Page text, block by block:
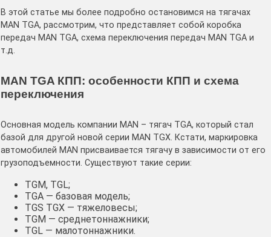
В этой статье мы более подробно остановимся на тягачах
MAN TGA, рассмотрим, что представляет собой коробка
передач MAN TGA, схема переключения передач MAN TGA и
т.д.
MAN TGA КПП: особенности КПП и схема
переключения
Основная модель компании MAN – тягач TGA, который стал
базой для другой новой серии МАN ТGХ. Кстати, маркировка
автомобилей MAN присваивается тягачу в зависимости от его
грузоподъемности. Существуют такие серии:
TGM, TGL;
TGA — базовая модель;
TGS TGX — тяжеловесы;
TGM — среднетоннажники;
TGL — малотоннажники.